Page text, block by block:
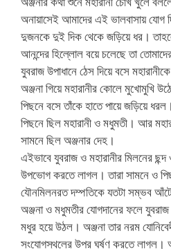
অনায়াসেই আমাদের এই ভালবাসায় যোগ
দুজনকে দুই দিক থেকে জড়িয়ে ধর।
আনন্দের হিল্লোল বয়ে চলেছে তা
যুবরাজ উপাধানে ঠেস দিয়ে বসে
অঞ্জনা গিয়ে মহারানীর কোলে মুখোমুখি
পিছনে বসে তাঁকে হাতে পায়ে জড়িয়ে
পিছনে ছিল মহারানী ও মধুমতী। আর
সামনে ছিল অঞ্জনার দেহ।
এইভাবে যুবরাজ ও মহারানীর মিলনের
উপভোগ করতে লাগল। তারা সামনে ও
যৌনমিলনরত দম্পতিকে যতটা সম্ভব
অঞ্জনা ও মধুমতীর যোগদানের ফলে
মধুর হয়ে উঠল। অঞ্জনা তার নরম
সংযোগস্থলের উপর ঘর্ষণ করতে লাগল।